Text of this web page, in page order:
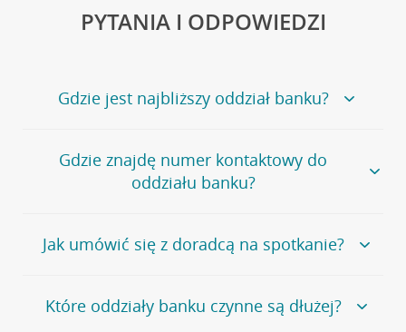
PYTANIA I ODPOWIEDZI
Gdzie jest najbliższy oddział banku?
Jeśli szukasz oddziału naszego banku, zapraszamy na
stronęPlacówki i bankomaty, na której znajduje się
wygodna wyszukiwarka.
oddziałów
Gdzie znajdę numer kontaktowy do
oddziału banku?
Bank Credit Agricole nie udostępnia ogólnego numeru
telefonu do placówki bankowej.
umówienia się z doradcą w placówce bankowej .
Jak umówić się z doradcą na spotkanie?
Jeśli jesteś już naszym
klientemmożeszsamodzielnieumówić się na spotkanie z
Które oddziały banku czynne są dłużej?